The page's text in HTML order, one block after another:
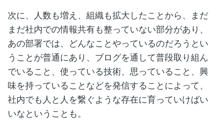
次に、人数も増え、組織も拡大したことから、まだ
まだ社内での情報共有も整っていない部分があり、
あの部署では、どんなことやっているのだろうとい
うことが普通にあり、ブログを通して普段取り組ん
でいること、使っている技術、思っていること、興
味を持っていることなどを発信することによって、
社内でも人と人を繋ぐような存在に育っていけばい
いなということも。